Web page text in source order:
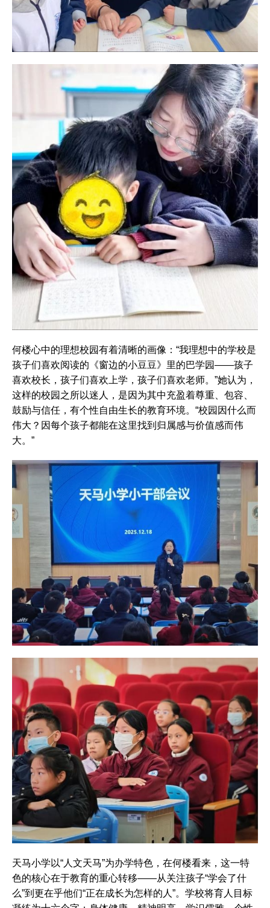
何楼心中的理想校园有着清晰的画像：“我理想中的学校是
孩子们喜欢阅读的《窗边的小豆豆》里的巴学园——孩子
喜欢校长，孩子们喜欢上学，孩子们喜欢老师。”她认为，
这样的校园之所以迷人，是因为其中充盈着尊重、包容、
鼓励与信任，有个性自由生长的教育环境。“校园因什么而
伟大？因每个孩子都能在这里找到归属感与价值感而伟
大。”
天马小学以“人文天马”为办学特色，在何楼看来，这一特
色的核心在于教育的重心转移——从关注孩子“学会了什
么”到更在乎他们“正在成长为怎样的人”。学校将育人目标